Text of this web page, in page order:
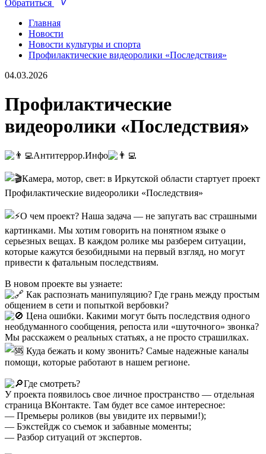
Обратиться
Главная
Новости
Новости культуры и спорта
Профилактические видеоролики «Последствия»
04.03.2026
Профилактические
видеоролики «Последствия»
Антитеррор.Инфо
Камера, мотор, свет: в Иркутской области стартует проект
Профилактические видеоролики «Последствия»
О чем проект? Наша задача — не запугать вас страшными
картинками. Мы хотим говорить на понятном языке о
серьезных вещах. В каждом ролике мы разберем ситуации,
которые кажутся безобидными на первый взгляд, но могут
привести к фатальным последствиям.
В новом проекте вы узнаете:
Как распознать манипуляцию? Где грань между простым
общением в сети и попыткой вербовки?
Цена ошибки. Какими могут быть последствия одного
необдуманного сообщения, репоста или «шуточного» звонка?
Мы расскажем о реальных статьях, а не просто страшилках.
Куда бежать и кому звонить? Самые надежные каналы
помощи, которые работают в нашем регионе.
Где смотреть?
У проекта появилось свое личное пространство — отдельная
страница ВКонтакте. Там будет все самое интересное:
— Премьеры роликов (вы увидите их первыми!);
— Бэкстейдж со съемок и забавные моменты;
— Разбор ситуаций от экспертов.